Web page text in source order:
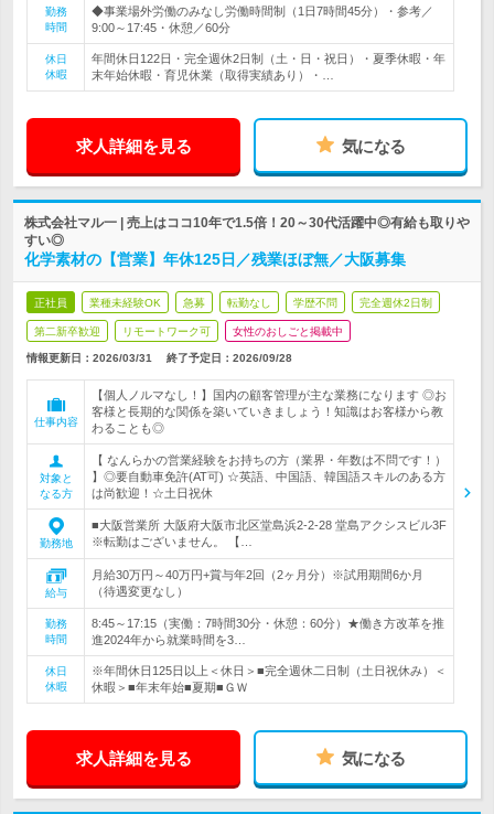
勤務
時間
◆事業場外労働のみなし労働時間制（1日7時間45分）・参考／
9:00～17:45・休憩／60分
休日
休暇
年間休日122日・完全週休2日制（土・日・祝日）・夏季休暇・年
末年始休暇・育児休業（取得実績あり）・…
求人詳細を見る 気になる
株式会社マル一 | 売上はココ10年で1.5倍！20～30代活躍中◎有給も取りや
すい◎
化学素材の【営業】年休125日／残業ほぼ無／大阪募集
正社員 業種未経験OK 急募 転勤なし 学歴不問 完全週休2日制
第二新卒歓迎 リモートワーク可 女性のおしごと掲載中
情報更新日：2026/03/31 終了予定日： 2026/09/28
仕事内容
【個人ノルマなし！】国内の顧客管理が主な業務になります ◎お
客様と長期的な関係を築いていきましょう！知識はお客様から教
わることも◎
対象と
なる方
【 なんらかの営業経験をお持ちの方（業界・年数は不問です！）
】◎要自動車免許(AT可) ☆英語、中国語、韓国語スキルのある方
は尚歓迎！☆土日祝休
勤務地
■大阪営業所 大阪府大阪市北区堂島浜2-2-28 堂島アクシスビル3F
※転勤はございません。 【…
給与
月給30万円～40万円+賞与年2回（2ヶ月分）※試用期間6か月
（待遇変更なし）
勤務
時間
8:45～17:15（実働：7時間30分・休憩：60分）★働き方改革を推
進2024年から就業時間を3…
休日
休暇
※年間休日125日以上＜休日＞■完全週休二日制（土日祝休み）＜
休暇＞■年末年始■夏期■ＧＷ
求人詳細を見る 気になる